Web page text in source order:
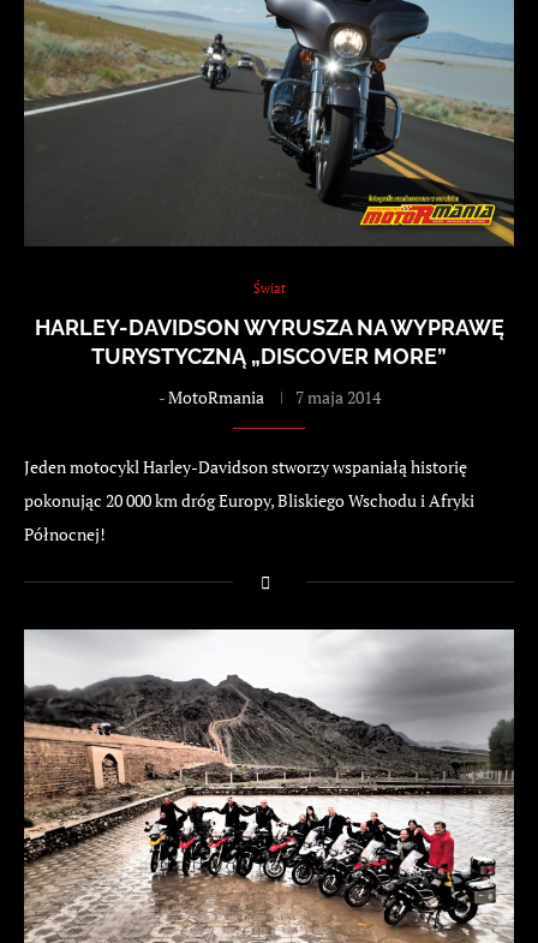
Świat
HARLEY-DAVIDSON WYRUSZA NA WYPRAWĘ
TURYSTYCZNĄ „DISCOVER MORE”
-MotoRmania 7 maja 2014
Jeden motocykl Harley-Davidson stworzy wspaniałą historię
pokonując 20 000 km dróg Europy, Bliskiego Wschodu i Afryki
Północnej!